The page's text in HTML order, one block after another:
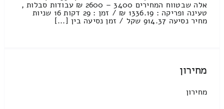
אלה שבטווח המחירים 3400 – 2600 ₪ עבודות סבלות ,
טעינה ופריקה : 1336.19 ₪ / זמן : 29 דקות 16 שניות
מחיר נסיעה 914.37 שקל / זמן נסיעה בין [...]
מחירון
מחירון